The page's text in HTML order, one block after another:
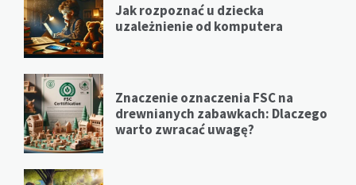
Jak rozpoznać u dziecka
uzależnienie od komputera
Znaczenie oznaczenia FSC na
drewnianych zabawkach: Dlaczego
warto zwracać uwagę?